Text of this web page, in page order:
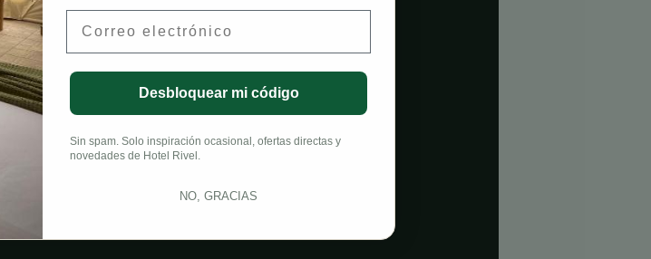
Desbloquear mi código
Sin spam. Solo inspiración ocasional, ofertas directas y
novedades de Hotel Rivel.
NO, GRACIAS